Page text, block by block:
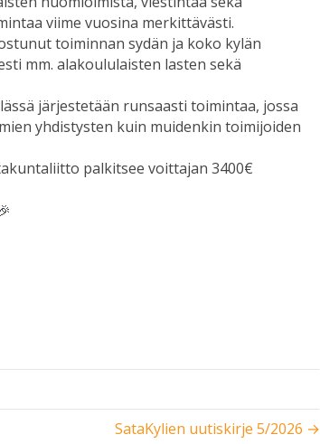
viime vuosina merkittävästi.
toiminnan sydän ja koko kylän
mm. alakoululaisten lasten sekä
järjestetään runsaasti toimintaa, jossa
yhdistysten kuin muidenkin toimijoiden
palkitsee voittajan 3400€
SataKylien uutiskirje 5/2026 →